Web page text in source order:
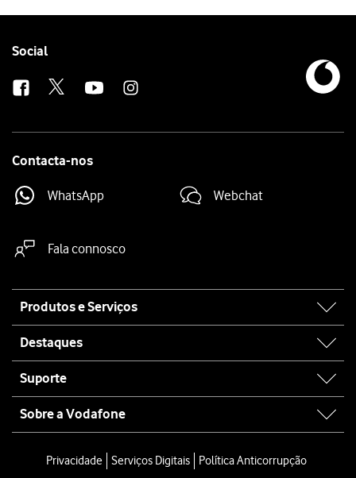
Follow
Social
Contacta-nos
WhatsApp Webchat
Fala connosco
map
Produtos e Serviços
Destaques
Suporte
Sobre a Vodafone
Privacidade Serviços Digitais Política Anticorrupção